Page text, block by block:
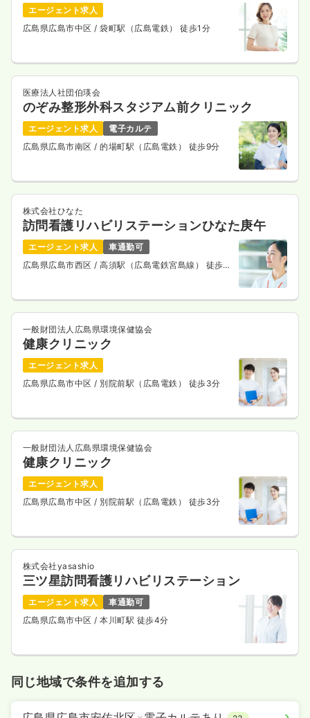
エージェント求人
広島県広島市中区 / 袋町駅（広島電鉄） 徒歩1分
医療法人社団伯瑛会
のぞみ整形外科スタジアム前クリニック
エージェント求人
電子カルテ
広島県広島市南区 / 的場町駅（広島電鉄） 徒歩9分
株式会社ひなた
訪問看護リハビリステーションひなた庚午
エージェント求人
車通勤可
広島県広島市西区 / 高須駅（広島電鉄宮島線） 徒歩5
一般財団法人広島県環境保健協会
健康クリニック
エージェント求人
広島県広島市中区 / 別院前駅（広島電鉄） 徒歩3分
一般財団法人広島県環境保健協会
健康クリニック
エージェント求人
広島県広島市中区 / 別院前駅（広島電鉄） 徒歩3分
株式会社yasashio
三ツ星訪問看護リハビリステーション
エージェント求人
車通勤可
広島県広島市中区 / 本川町駅 徒歩4分
同じ地域で条件を追加する